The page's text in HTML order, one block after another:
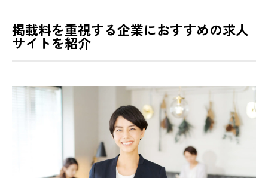
掲載料を重視する企業におすすめの求人
サイトを紹介